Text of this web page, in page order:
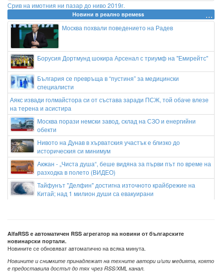
Срив на имотния ни пазар до ниво 2019г.
Новини в реално времеss
Москва похвали поведението на Радев
Борусия Дортмунд шокира Арсенал с триумф на "Емирейтс"
България се превръща в “пустиня” за медицински
специалисти
Аякс извади голмайстора си от състава заради ПСЖ, той обаче влезе
на терена и асистира
Москва порази немски завод, склад на СЗО и енергийни
обекти
Нивото на Дунав в хърватския участък е близко до
историческия си минимум
Акжан - „Чиста душа“, беше видяна за първи път по време на
разходка в полето (ВИДЕО)
Тайфунът "Делфин" достигна източното крайбрежие на
Китай; над 1 милион души са евакуирани
Истанбул
AlfaRSS е автоматичен RSS агрегатор на новини от българските
новинарски портали.
Новините се обновяват автоматично на всяка минута.
Новините и снимките принадлежат на техните автори и/или медията, която
е предоставила достъп до тях чрез RSS/XML канал.